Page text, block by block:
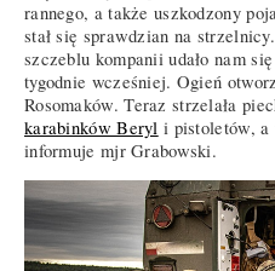
rannego, a także uszkodzony
stał się sprawdzian na
szczeblu kompanii udało nam
tygodnie wcześniej. Ogień
Rosomaków. Teraz strzelała
karabinków Beryl i pistoletów,
informuje mjr Grabowski.